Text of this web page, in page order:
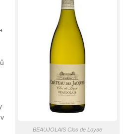
BEAUJOLAIS Clos de Loyse